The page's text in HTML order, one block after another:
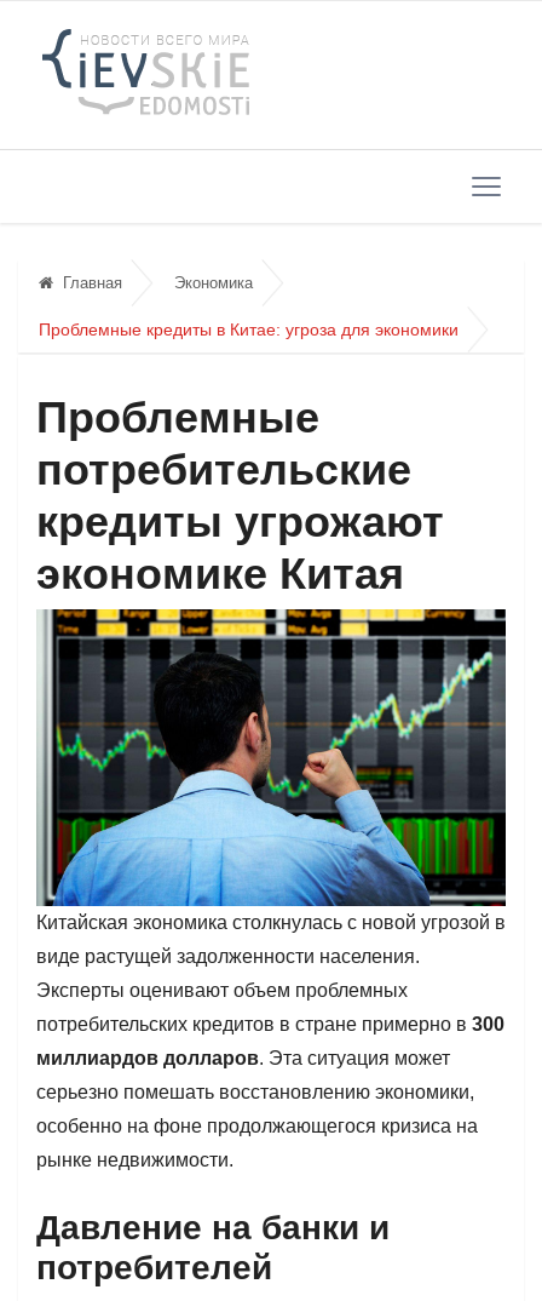
Главная Экономика
Проблемные кредиты в Китае: угроза для экономики
Проблемные
потребительские
кредиты угрожают
экономике Китая
Китайская экономика столкнулась с новой угрозой в
виде растущей задолженности населения.
Эксперты оценивают объем проблемных
потребительских кредитов в стране примерно в 300
миллиардов долларов. Эта ситуация может
серьезно помешать восстановлению экономики,
особенно на фоне продолжающегося кризиса на
рынке недвижимости.
Давление на банки и
потребителей